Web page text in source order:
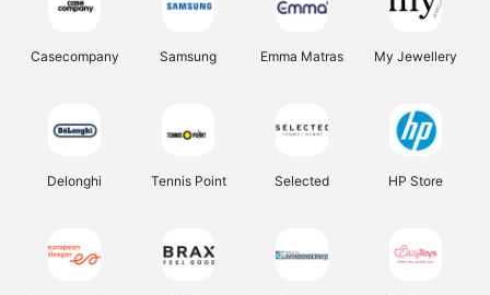
Casecompany Samsung Emma Matras My Jewellery
Delonghi Tennis Point Selected HP Store